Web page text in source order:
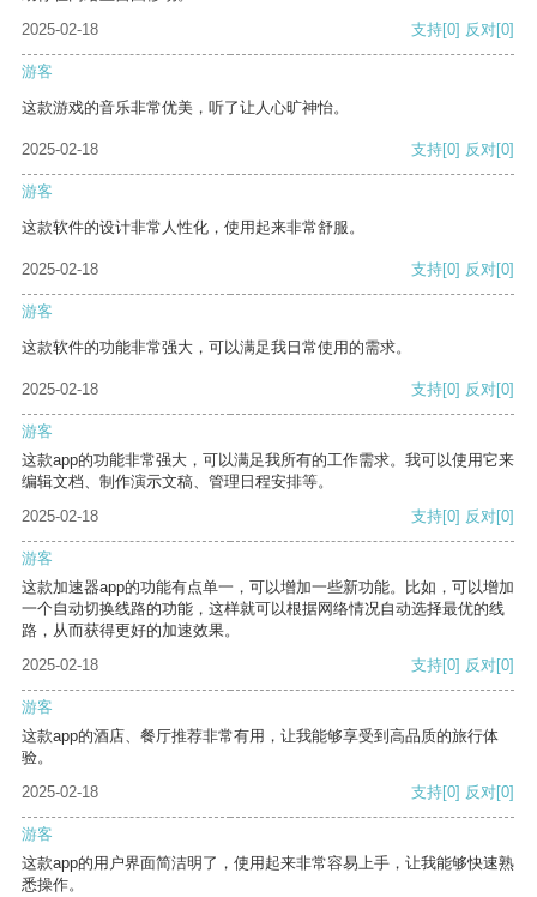
2025-02-18
支持[0] 反对[0]
游客
这款游戏的音乐非常优美，听了让人心旷神怡。
2025-02-18 支持[0] 反对[0]
游客
这款软件的设计非常人性化，使用起来非常舒服。
2025-02-18 支持[0] 反对[0]
游客
这款软件的功能非常强大，可以满足我日常使用的需求。
2025-02-18 支持[0] 反对[0]
游客
这款app的功能非常强大，可以满足我所有的工作需求。我可以使用它来
编辑文档、制作演示文稿、管理日程安排等。
2025-02-18
支持[0] 反对[0]
游客
这款加速器app的功能有点单一，可以增加一些新功能。比如，可以增加
一个自动切换线路的功能，这样就可以根据网络情况自动选择最优的线
路，从而获得更好的加速效果。
2025-02-18
支持[0] 反对[0]
游客
这款app的酒店、餐厅推荐非常有用，让我能够享受到高品质的旅行体
验。
2025-02-18
支持[0] 反对[0]
游客
这款app的用户界面简洁明了，使用起来非常容易上手，让我能够快速熟
悉操作。